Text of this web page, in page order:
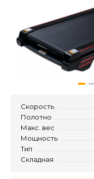
Скорость
Полотно
Макс. вес
Мощность
Тип
Складная